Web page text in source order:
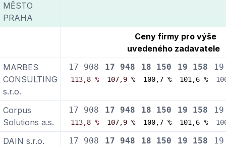
MĚSTO
PRAHA
Ceny firmy pro výše
uvedeného zadavatele
MARBES
CONSULTING
s.r.o.
17 908
113,8 %
17 948
107,9 %
18 150
100,7 %
19 158
101,6 %
Corpus
Solutions a.s.
17 908
113,8 %
17 948
107,9 %
18 150
100,7 %
19 158
101,6 %
DAIN s.r.o. 17 908 17 948 18 150 19 158